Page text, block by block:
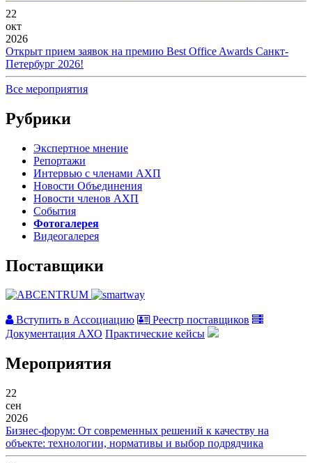
22
окт
2026
Открыт прием заявок на премию Best Office Awards Санкт-
Петербург 2026!
Все мероприятия
Рубрики
Экспертное мнение
Репортажи
Интервью с членами АХП
Новости Объединения
Новости членов АХП
События
Фотогалерея
Видеогалерея
Поставщики
Вступить в Ассоциацию
Реестр поставщиков
Документация АХО Практические кейсы
Мероприятия
22
сен
2026
Бизнес-форум: От современных решений к качеству на
объекте: технологии, нормативы и выбор подрядчика